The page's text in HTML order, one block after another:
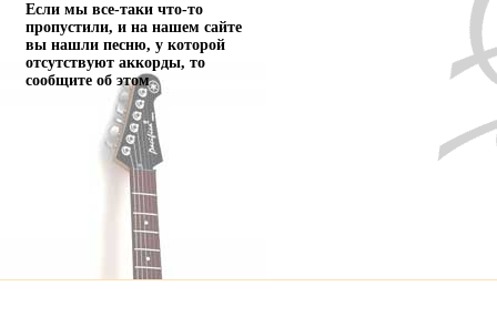
Если мы все-таки что-то
пропустили, и на нашем сайте
вы нашли песню, у которой
отсутствуют аккорды, то
сообщите об этом